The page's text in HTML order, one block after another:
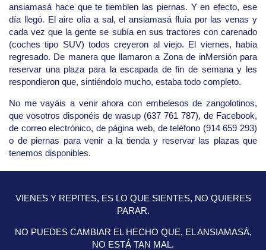
ansiamasá hace que te tiemblen las piernas. Y en efecto, ese
día llegó. El aire olía a sal, el ansiamasá fluía por las venas y
cada vez que la gente se subía en sus tractores con carenado
(coches tipo SUV) todos creyeron al viejo. El viernes, había
regresado. De manera que llamaron a Zona de inMersión para
reservar una plaza para la escapada de fin de semana y les
respondieron que, sintiéndolo mucho, estaba todo completo.
No me vayáis a venir ahora con embelesos de zangolotinos,
que vosotros disponéis de wasup (637 761 787), de Facebook,
de correo electrónico, de página web, de teléfono (914 659 293)
o de piernas para venir a la tienda y reservar las plazas que
tenemos disponibles.
VIENES Y REPITES, ES LO QUE SIENTES, NO QUIERES
PARAR.
NO PUEDES CAMBIAR EL HECHO QUE, EL ANSIAMASÁ,
NO ESTÁ TAN MAL.